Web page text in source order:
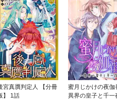
宮真贋判定人 【分冊
】 1話
蜜月じかけの夜伽
異界の皇子と千一